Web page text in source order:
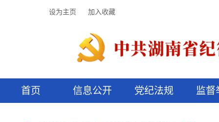
设为主页 加入收藏
首页 信息公开 党纪法规 监督